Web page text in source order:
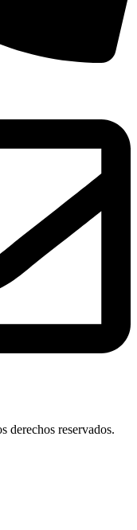
reservados.